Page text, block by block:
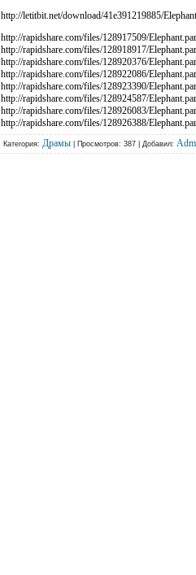
http://letitbit.net/download/41e391219885/
http://rapidshare.com/files/128917509/
http://rapidshare.com/files/128918917/
http://rapidshare.com/files/128920376/
http://rapidshare.com/files/128922086/
http://rapidshare.com/files/128923390/
http://rapidshare.com/files/128924587/
http://rapidshare.com/files/128926083/
http://rapidshare.com/files/128926388/
Категория: Драмы | Просмотров: 387 | Добавил: